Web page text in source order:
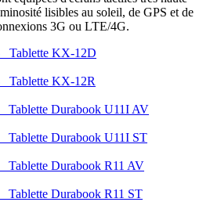
lisibles au soleil, de GPS et de
3G ou LTE/4G.
KX-12D
KX-12R
Durabook U11I AV
Durabook U11I ST
Durabook R11 AV
Durabook R11 ST